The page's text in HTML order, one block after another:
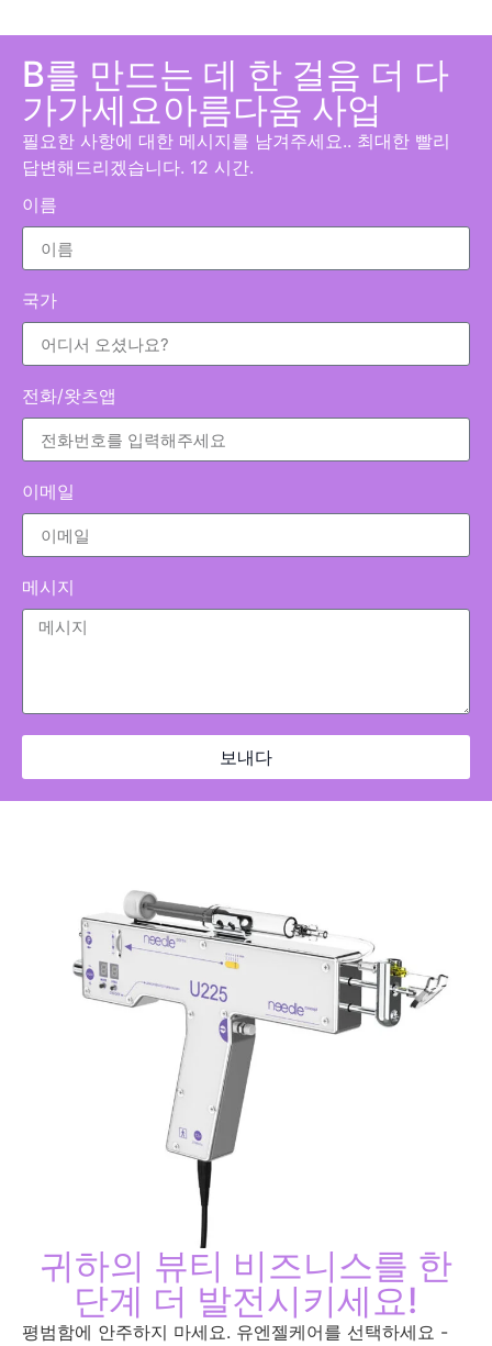
B를 만드는 데 한 걸음 더 다
가가세요 아름다움 사업
필요한 사항에 대한 메시지를 남겨주세요.. 최대한 빨리
답변해드리겠습니다. 12 시간.
이름
국가
전화/왓츠앱
이메일
메시지
보내다
귀하의 뷰티 비즈니스를 한
단계 더 발전시키세요!
평범함에 안주하지 마세요. 유엔젤케어를 선택하세요 -